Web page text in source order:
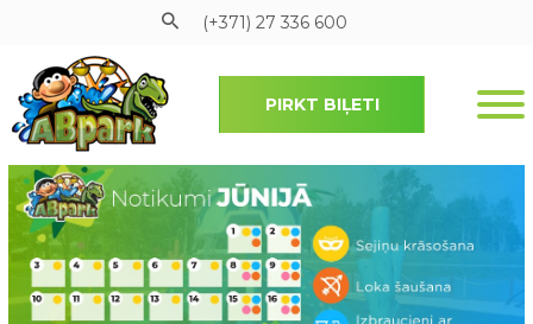
Pāriet uz galveno saturu
(+371) 27 336 600
PIRKT BIĻETI